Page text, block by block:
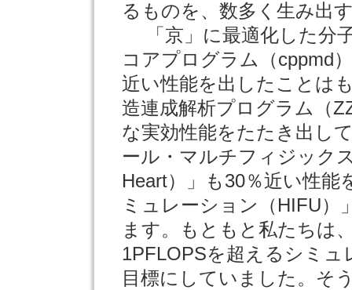
るものを、数多く生み出
「京」に最適化した分
コアプログラム（cppmd
近い性能を出したことは
造連成解析プログラム（
な実効性能をたたき出し
ール・マルチフィジック
Heart）」も30％近い性
ミュレーション（HIFU）
ます。もともと私たちは
1PFLOPSを超えるシミ
目標にしていました。そ